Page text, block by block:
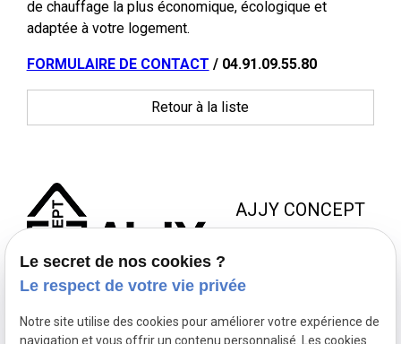
de chauffage la plus économique, écologique et
adaptée à votre logement.
FORMULAIRE DE CONTACT / 04.91.09.55.80
Retour à la liste
AJJY CONCEPT
NOUS JOINDRE NOS NOUS
Le secret de nos cookies ?
Le respect de votre vie privée
Notre site utilise des cookies pour améliorer votre expérience de
navigation et vous offrir un contenu personnalisé. Les cookies